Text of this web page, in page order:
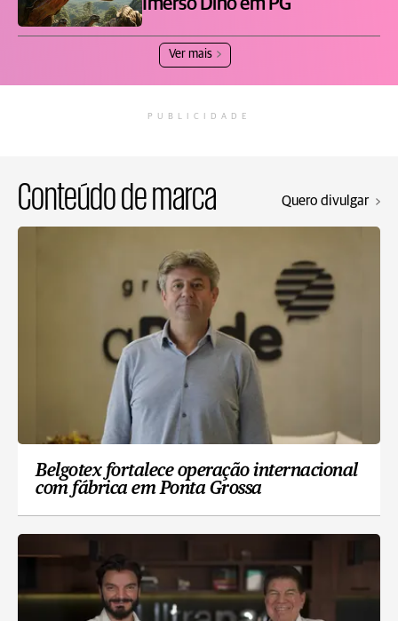
Imerso Dino em PG
Ver mais
PUBLICIDADE
Conteúdo de marca Quero divulgar
Belgotex fortalece operação internacional
com fábrica em Ponta Grossa